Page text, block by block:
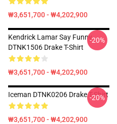
₩3,651,700 - ₩4,202,900
Kendrick Lamar Say Funny
DTNK1506 Drake T-Shirt
₩3,651,700 - ₩4,202,900
-20%
Iceman DTNK0206 Drake T-Shirt
₩3,651,700 - ₩4,202,900
-20%